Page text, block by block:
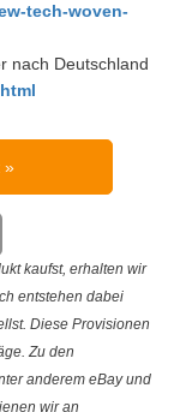
tech-woven-
nach Deutschland
kaufst, erhalten wir
entstehen dabei
Diese Provisionen
Zu den
anderem eBay und
wir an